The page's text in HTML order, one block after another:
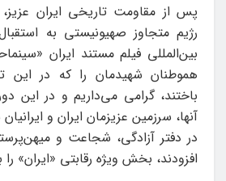
پس از مقاومت تاریخی ایران
رژیم متجاوز صهیونیستی به
بین‌المللی فیلم مستند ایران
هموطنان شهیدمان را که در این
باختند، گرامی می‌داریم و در این
آنها، سرزمین عزیزمان ایران و
در دفتر آزادگی، شجاعت و
افزودند، بخش ویژه رقابتی «ایران» را